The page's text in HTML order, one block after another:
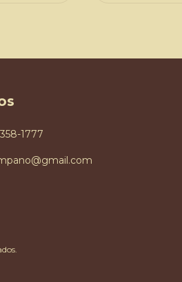
1777